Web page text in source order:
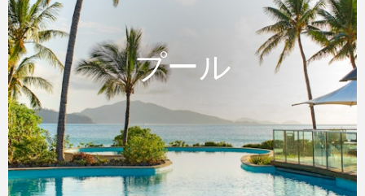
プール
プール
セイルズプールはセイルズレストランのすぐ
側にあり、ビーチを見渡す素晴らしい景色が
ご覧いただけます。
READ MORE